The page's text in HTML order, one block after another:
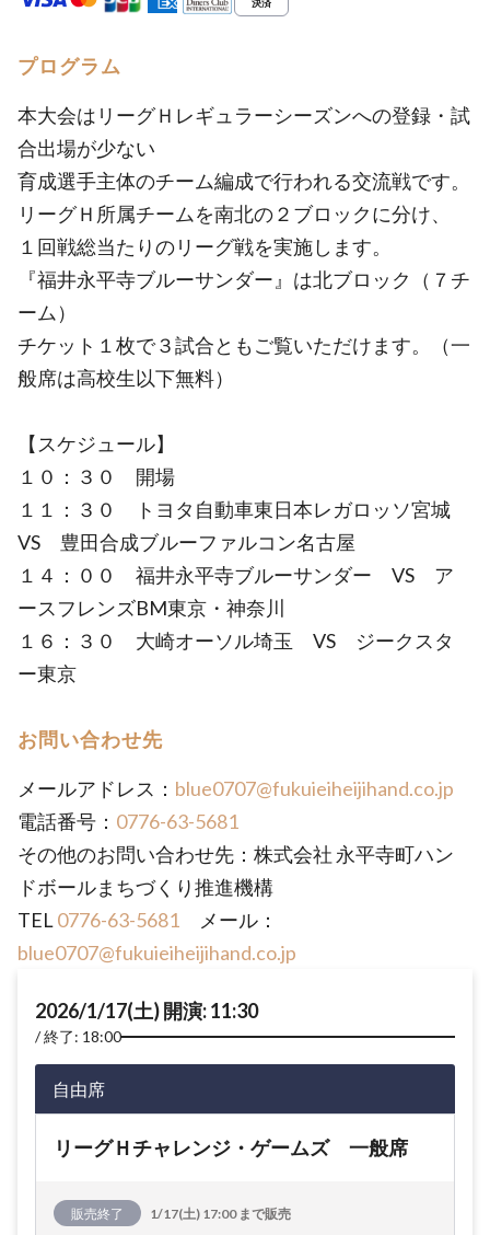
プログラム
本大会はリーグＨレギュラーシーズンへの登録・試
合出場が少ない
育成選手主体のチーム編成で行われる交流戦です。
リーグＨ所属チームを南北の２ブロックに分け、
１回戦総当たりのリーグ戦を実施します。
『福井永平寺ブルーサンダー』は北ブロック（７チ
ーム）
チケット１枚で３試合ともご覧いただけます。（一
般席は高校生以下無料）
【スケジュール】
１０：３０ 開場
１１：３０ トヨタ自動車東日本レガロッソ宮城
VS 豊田合成ブルーファルコン名古屋
１４：００ 福井永平寺ブルーサンダー VS ア
ースフレンズBM東京・神奈川
１６：３０ 大崎オーソル埼玉 VS ジークスタ
ー東京
お問い合わせ先
メールアドレス： blue0707@fukuieiheijihand.co.jp
電話番号： 0776-63-5681
その他のお問い合わせ先：株式会社 永平寺町ハン
ドボールまちづくり推進機構
TEL 0776-63-5681 メール：
blue0707@fukuieiheijihand.co.jp
2026/1/17(土) 開演: 11:30
終了: 18:00
自由席
リーグＨチャレンジ・ゲームズ 一般席
販売終了 1/17(土) 17:00 まで販売